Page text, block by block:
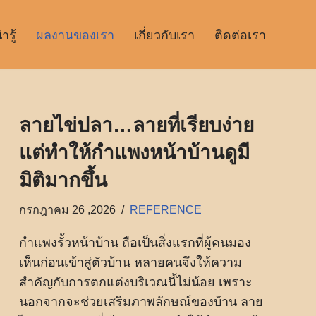
รู้ ผลงานของเรา เกี่ยวกับเรา ติดต่อเรา
ลายไข่ปลา…ลายที่เรียบง่าย
แต่ทำให้กำแพงหน้าบ้านดูมี
มิติมากขึ้น
กรกฎาคม 26 ,2026 REFERENCE
กำแพงรั้วหน้าบ้าน ถือเป็นสิ่งแรกที่ผู้คนมอง
เห็นก่อนเข้าสู่ตัวบ้าน หลายคนจึงให้ความ
สำคัญกับการตกแต่งบริเวณนี้ไม่น้อย เพราะ
นอกจากจะช่วยเสริมภาพลักษณ์ของบ้าน ลาย